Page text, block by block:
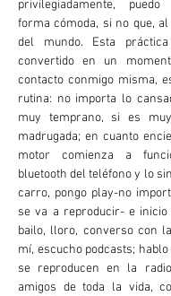
privilegiadamente,
forma cómoda, si no que,
del mundo. Esta
convertido en un
contacto conmigo misma,
rutina: no importa lo
muy temprano, si es
madrugada; en cuanto
motor comienza a
bluetooth del teléfono y lo
carro, pongo play-no
se va a reproducir- e inicio
bailo, lloro, converso con
mí, escucho podcasts;
se reproducen en la
amigos de toda la vida,